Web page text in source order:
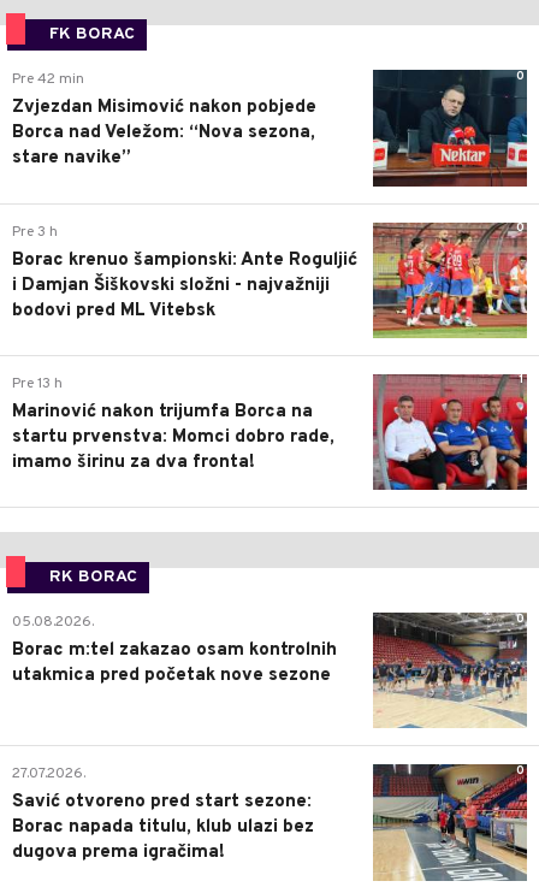
FK BORAC
0
Pre 42 min
Zvjezdan Misimović nakon pobjede
Borca nad Veležom: “Nova sezona,
stare navike”
0
Pre 3 h
Borac krenuo šampionski: Ante Roguljić
i Damjan Šiškovski složni - najvažniji
bodovi pred ML Vitebsk
1
Pre 13 h
Marinović nakon trijumfa Borca na
startu prvenstva: Momci dobro rade,
imamo širinu za dva fronta!
RK BORAC
0
05.08.2026.
Borac m:tel zakazao osam kontrolnih
utakmica pred početak nove sezone
0
27.07.2026.
Savić otvoreno pred start sezone:
Borac napada titulu, klub ulazi bez
dugova prema igračima!